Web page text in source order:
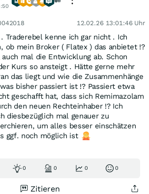
12.02.26 13:01:46 Uhr
Traderebel kenne ich gar nicht . Ich
ob mein Broker ( Flatex ) das anbietet !?
mal die Entwicklung ab. Schon
Kurs so ansteigt . Hätte gerne mehr
das liegt und wie die Zusammenhänge
bisher passiert ist !? Passiert etwa
geschafft hat, dass sich Remimazolam
den neuen Rechteinhaber !? Ich
diesbezüglich mal genauer zu
um alles besser einschätzen
ggf. noch möglich ist
0 0 0 0
Zitieren